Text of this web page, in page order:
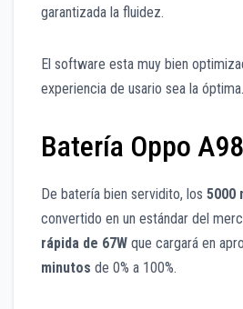
garantizada la fluidez.
El software esta muy bien
experiencia de usario sea la óptima.
Batería Oppo
De batería bien servidito, los 5000
convertido en un estándar del
rápida de 67W que cargará en
minutos de 0% a 100%.